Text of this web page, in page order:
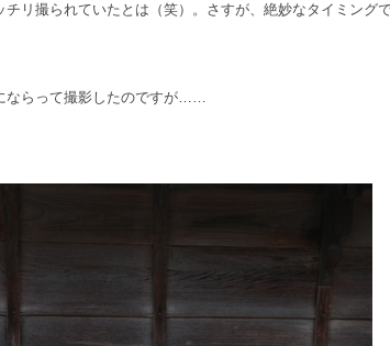
チリ撮られていたとは（笑）。さすが、絶妙なタイミング
ならって撮影したのですが……